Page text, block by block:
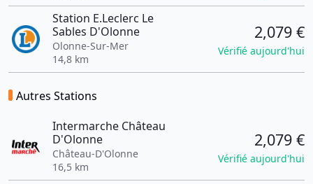
Station E.Leclerc Le
Sables D'Olonne
Olonne-Sur-Mer
14,8 km
2,079 €
Vérifié aujourd'hui
Autres Stations
Intermarche Château
D'Olonne
Château-D'Olonne
16,5 km
2,079 €
Vérifié aujourd'hui